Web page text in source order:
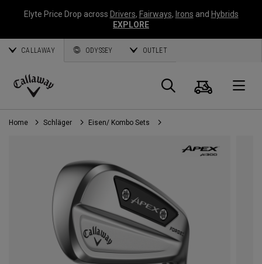
Elyte Price Drop across Drivers, Fairways, Irons and Hybrids
EXPLORE
CALLAWAY ODYSSEY OUTLET
Callaway
Golf
Suche
Home Schläger Eisen/ Kombo Sets